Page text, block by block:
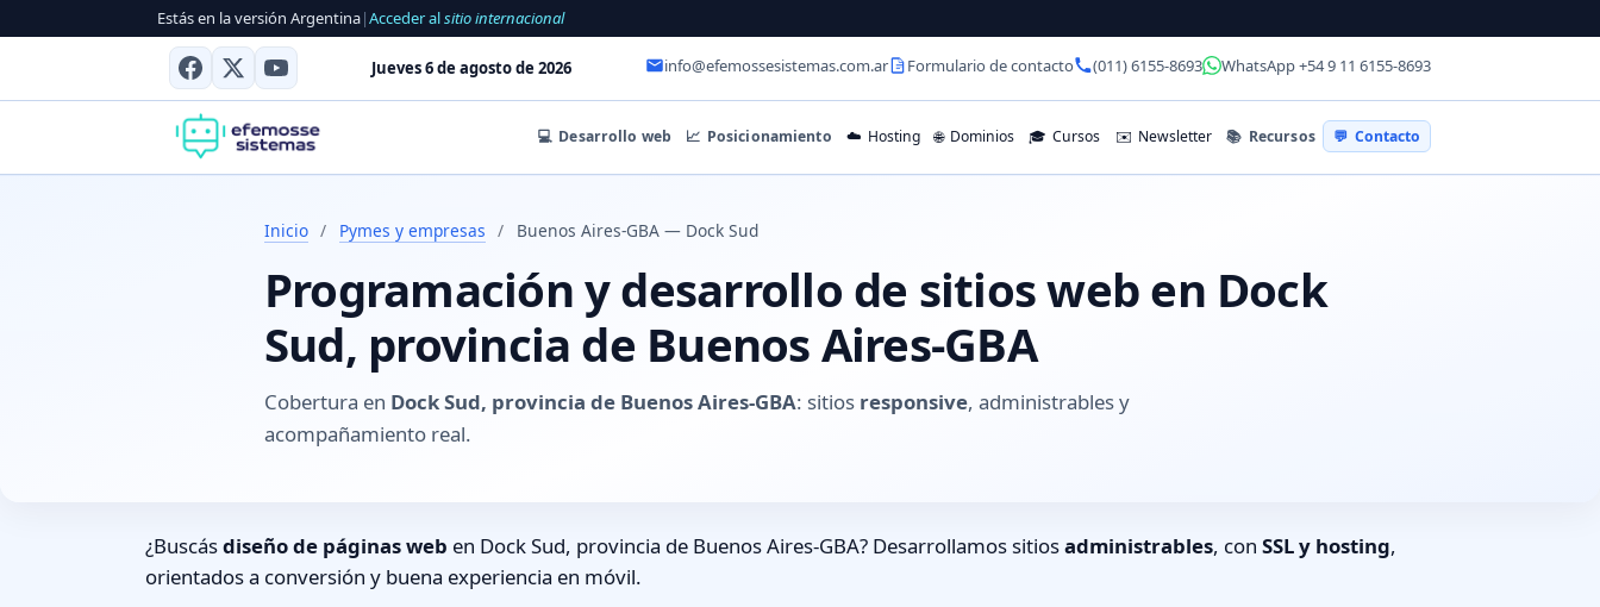
Estás en la versión Argentina|Acceder alsitio internacional
Jueves 6 de agosto de 2026 info@efemossesistemas.com.ar Formulario de contacto (011) 6155-8693 WhatsApp +54 9 11 6155-8693
💻 Desarrollo web 📈 Posicionamiento ☁️ Hosting 🌐 Dominios 🎓 Cursos ✉️ Newsletter 📚 Recursos 💬 Contacto
Inicio / Pymes y empresas / Buenos Aires-GBA — Dock Sud
Programación y desarrollo de sitios web en Dock
Sud, provincia de Buenos Aires-GBA
Cobertura en Dock Sud, provincia de Buenos Aires-GBA: sitios responsive, administrables y
acompañamiento real.
¿Buscásdiseño de páginas web en Dock Sud, provincia de Buenos Aires-GBA? Desarrollamos sitiosadministrables, con SSL y hosting,
orientados a conversión y buena experiencia en móvil.